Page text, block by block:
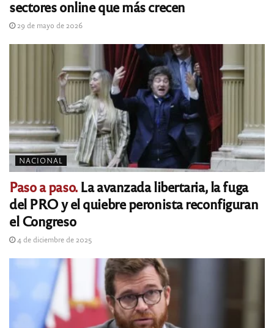
sectores online que más crecen
29 de mayo de 2026
NACIONAL
Paso a paso.La avanzada libertaria, la fuga
del PRO y el quiebre peronista reconfiguran
el Congreso
4 de diciembre de 2025